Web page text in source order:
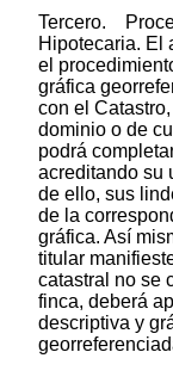
Tercero.
Hipotecaria. El
el
gráfica
con el
dominio o de
podrá
acreditando su
de ello, sus
de la
gráfica. Así
titular
catastral no se
finca, deberá
descriptiva y